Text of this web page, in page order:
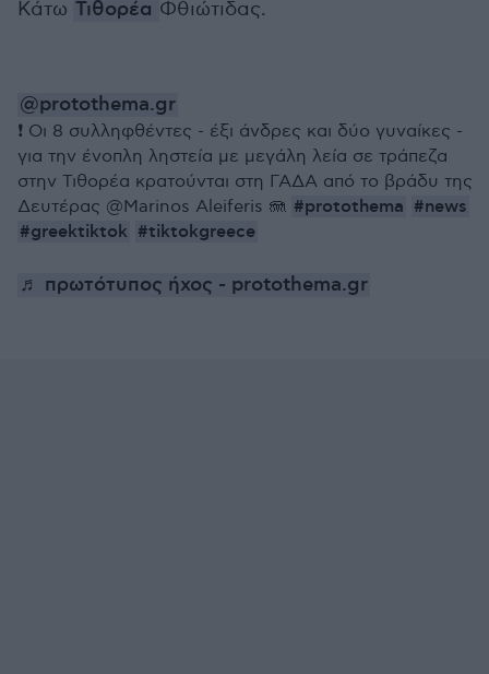
Κάτω Τιθορέα Φθιώτιδας.
@protothema.gr
❗ Οι 8 συλληφθέντες - έξι άνδρες και δύο γυναίκες -
για την ένοπλη ληστεία με μεγάλη λεία σε τράπεζα
στην Τιθορέα κρατούνται στη ΓΑΔΑ από το βράδυ της
Δευτέρας @Marinos Aleiferis 🪼 #protothema #news
#greektiktok #tiktokgreece
♬ πρωτότυπος ήχος - protothema.gr